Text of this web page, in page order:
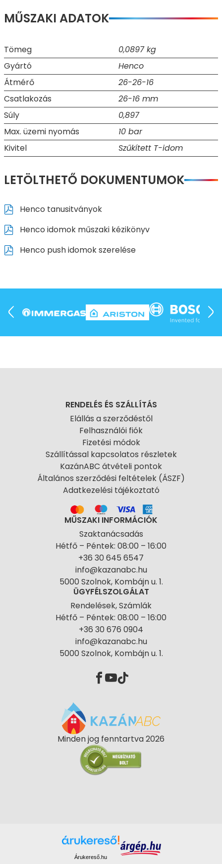
MŰSZAKI ADATOK
Tömeg
0,0897 kg
Gyártó
Henco
Átmérő
26-26-16
Csatlakozás
26-16 mm
Súly
0,897
Max. üzemi nyomás
10 bar
Kivitel
Szűkített T-idom
LETÖLTHETŐ DOKUMENTUMOK
Henco tanusitványok
Henco idomok műszaki kézikönyv
Henco push idomok szerelése
RENDELÉS ÉS SZÁLLÍTÁS
Elállás a szerződéstől
Felhasználói fiók
Fizetési módok
Szállítással kapcsolatos részletek
KazánABC átvételi pontok
Általános szerződési feltételek (ÁSZF)
Adatkezelési tájékoztató
MŰSZAKI INFORMÁCIÓK
Szaktanácsadás
Hétfő – Péntek: 08:00 – 16:00
+36 30 645 6547
info@kazanabc.hu
5000 Szolnok, Kombájn u. 1.
ÜGYFÉLSZOLGÁLAT
Rendelések, Számlák
Hétfő – Péntek: 08:00 – 16:00
+36 30 676 0904
info@kazanabc.hu
5000 Szolnok, Kombájn u. 1.
Minden jog fenntartva 2026
Árukereső.hu